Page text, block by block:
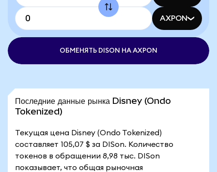
AXPON
ОБМЕНЯТЬ DISON НА AXPON
Последние данные рынка Disney (Ondo
Tokenized)
Текущая цена Disney (Ondo Tokenized)
составляет 105,07 $ за DISon. Количество
токенов в обращении 8,98 тыс. DISon
показывает, что общая рыночная